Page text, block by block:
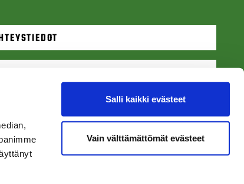
Salli kaikki evästeet
Vain välttämättömät evästeet